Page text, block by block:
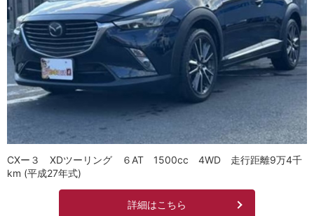
CXー３ XDツーリング ６AT 1500cc 4WD 走行距離9万4千
km (平成27年式)
詳細はこちら